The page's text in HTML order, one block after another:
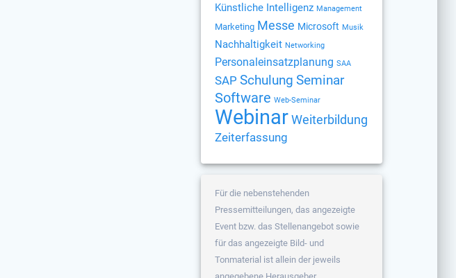
Künstliche Intelligenz Management
Marketing Messe Microsoft Musik
Nachhaltigkeit Networking
Personaleinsatzplanung SAA
SAP Schulung Seminar
Software Web-Seminar
Webinar Weiterbildung
Zeiterfassung
Für die nebenstehenden
Pressemitteilungen, das angezeigte
Event bzw. das Stellenangebot sowie
für das angezeigte Bild- und
Tonmaterial ist allein der jeweils